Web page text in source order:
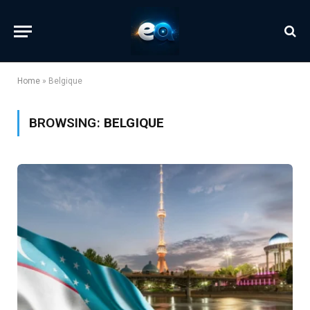
Home » Belgique
BROWSING: BELGIQUE